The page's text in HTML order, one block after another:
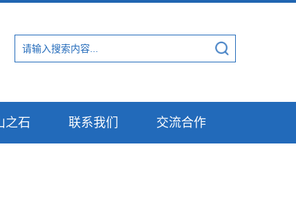
之石 联系我们 交流合作